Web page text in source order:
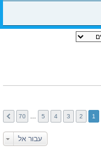
1
2
3
4
5
70
עבור אל